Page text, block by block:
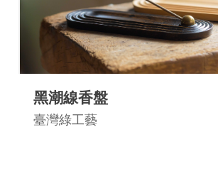
黑潮線香盤
臺灣綠工藝